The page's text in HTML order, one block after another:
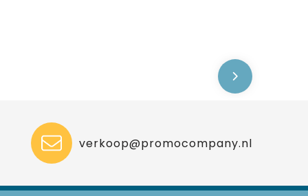
verkoop@promocompany.nl